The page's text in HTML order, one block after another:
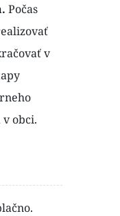
Počas
v
obci.